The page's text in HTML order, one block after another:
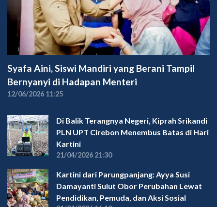
Syafa Aini, Siswi Mandiri yang Berani Tampil
Bernyanyi di Hadapan Menteri
12/06/2026 11:25
Di Balik Terangnya Negeri, Kiprah Srikandi
PLN UPT Cirebon Menembus Batas di Hari
Kartini
21/04/2026 21:30
Kartini dari Parungpanjang: Ayya Susi
Damayanti Sulut Obor Perubahan Lewat
Pendidikan, Pemuda, dan Aksi Sosial